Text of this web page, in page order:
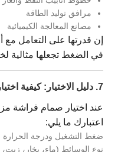
مرافق توليد الطاقة
مصانع المعالجة الكيميائية
إن قدرتها على التعامل مع
في الضغط تجعلها مثالية
7. دليل الاختيار: كيفية اختيار النموذج المناسب
عند اختيار صمام فراشة
اعتبارك ما يلي:
ضغط التشغيل ودرجة الحرارة
نوع الوسائط (ماء، بخار، زيت،